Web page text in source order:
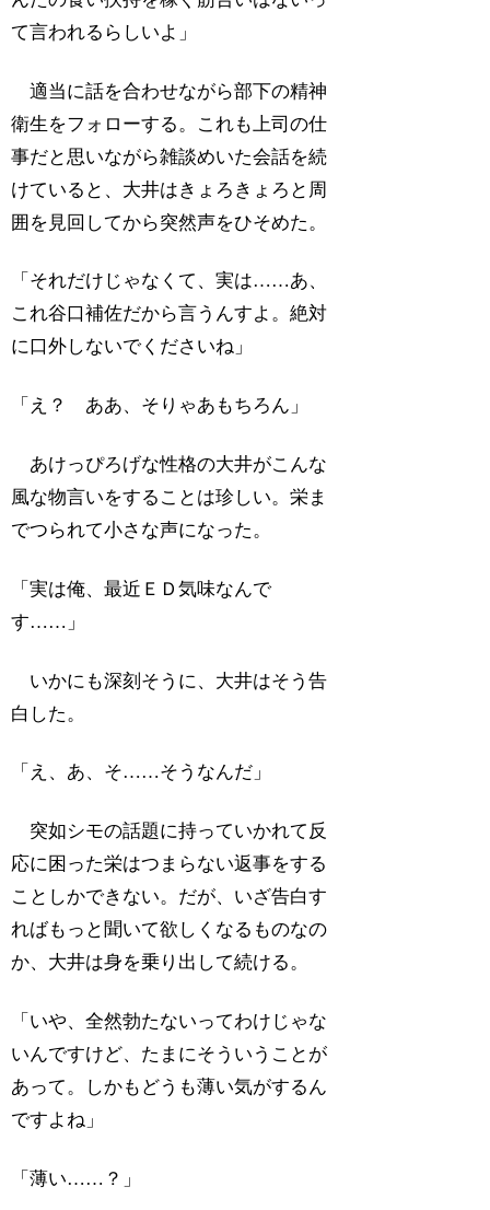
て言われるらしいよ」
適当に話を合わせながら部下の精神
衛生をフォローする。これも上司の仕
事だと思いながら雑談めいた会話を続
けていると、大井はきょろきょろと周
囲を見回してから突然声をひそめた。
「それだけじゃなくて、実は……あ、
これ谷口補佐だから言うんすよ。絶対
に口外しないでくださいね」
「え？ ああ、そりゃあもちろん」
あけっぴろげな性格の大井がこんな
風な物言いをすることは珍しい。栄ま
でつられて小さな声になった。
「実は俺、最近ＥＤ気味なんで
す……」
いかにも深刻そうに、大井はそう告
白した。
「え、あ、そ……そうなんだ」
突如シモの話題に持っていかれて反
応に困った栄はつまらない返事をする
ことしかできない。だが、いざ告白す
ればもっと聞いて欲しくなるものなの
か、大井は身を乗り出して続ける。
「いや、全然勃たないってわけじゃな
いんですけど、たまにそういうことが
あって。しかもどうも薄い気がするん
ですよね」
「薄い……？」